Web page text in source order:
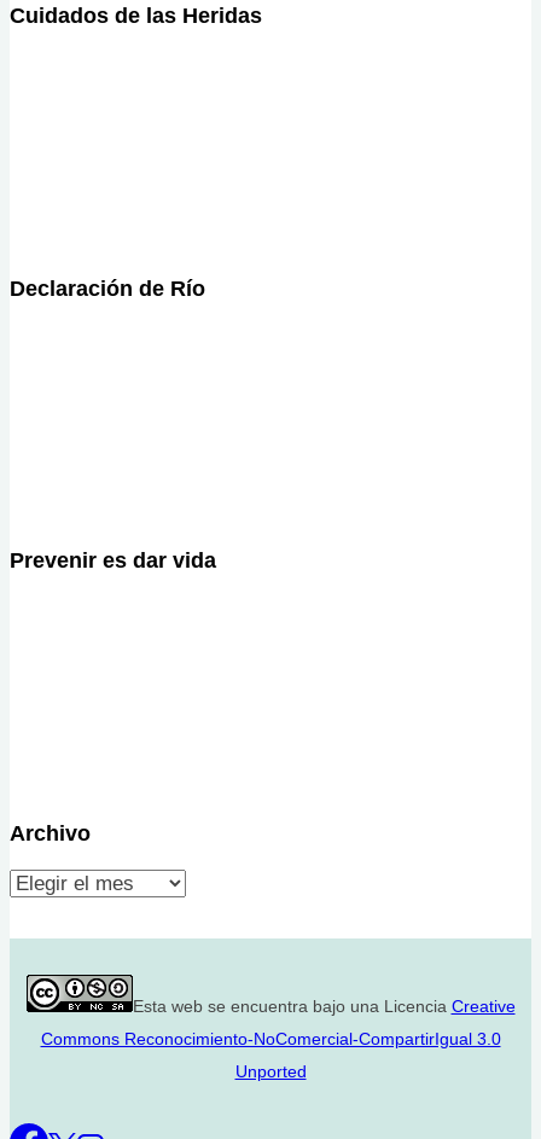
Cuidados de las Heridas
Declaración de Río
Prevenir es dar vida
Archivo
Archivo
Esta web se encuentra bajo una Licencia Creative
Commons Reconocimiento-NoComercial-CompartirIgual 3.0
Unported